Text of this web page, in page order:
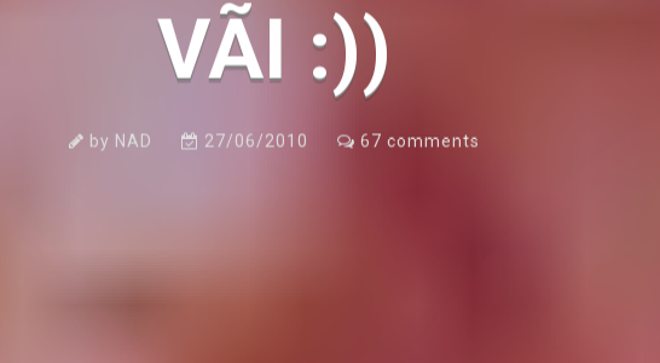
VÃI :))
by NAD 27/06/2010 67 comments